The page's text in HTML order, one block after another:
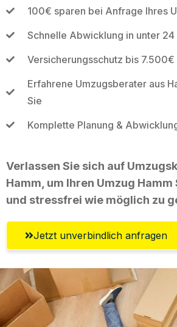
100€ sparen bei Anfrage Ihres
Schnelle Abwicklung in unter 24
Versicherungsschutz bis
Erfahrene Umzugsberater aus
Sie
Komplette Planung &
Verlassen Sie sich auf
Hamm, um Ihren Umzug
und stressfrei wie möglich zu
Jetzt unverbindlich anfragen